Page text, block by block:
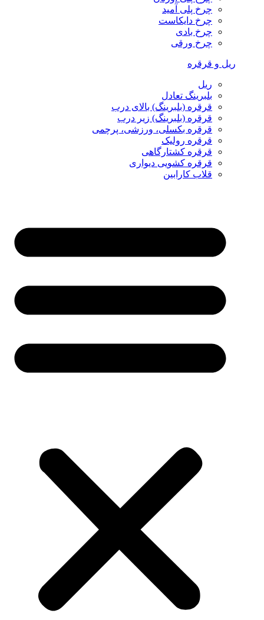
چرخ پلی آمید
چرخ دایکاست
چرخ بادی
چرخ ورقی
ریل و قرقره
ریل
بلبرینگ تعادل
قرقره (بلبرینگ) بالای درب
قرقره (بلبرینگ) زیر درب
قرقره بکسلی، ورزشی، پرچمی
قرقره رولیک
قرقره کشتارگاهی
قرقره کشویی دیواری
قلاب کارابین